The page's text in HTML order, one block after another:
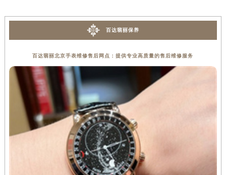
百达翡丽保养
百达翡丽北京手表维修售后网点：提供专业高质量的售后维修服务